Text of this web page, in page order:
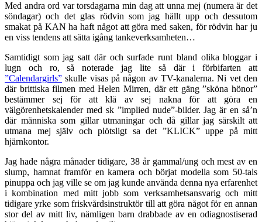
Med andra ord var torsdagarna min dag att unna mej (numera är det
söndagar) och det glas rödvin som jag hällt upp och dessutom
smakat på KAN ha haft något att göra med saken, för rödvin har ju
en viss tendens att sätta igång tankeverksamheten…
Samtidigt som jag satt där och surfade runt bland olika bloggar i
lugn och ro, så noterade jag lite så där i förbifarten att
”Calendargirls” skulle visas på någon av TV-kanalerna. Ni vet den
där brittiska filmen med Helen Mirren, där ett gäng ”sköna hönor”
bestämmer sej för att klä av sej nakna för att göra en
välgörenhetskalender med sk ”implied nude”-bilder. Jag är en så’n
där människa som gillar utmaningar och då gillar jag särskilt att
utmana mej själv och plötsligt sa det ”KLICK” uppe på mitt
hjärnkontor.
Jag hade några månader tidigare, 38 år gammal/ung och mest av en
slump, hamnat framför en kamera och börjat modella som 50-tals
pinuppa och jag ville se om jag kunde använda denna nya erfarenhet
i kombination med mitt jobb som verksamhetsansvarig och mitt
tidigare yrke som friskvårdsinstruktör till att göra något för en annan
stor del av mitt liv, nämligen barn drabbade av en odiagnostiserad